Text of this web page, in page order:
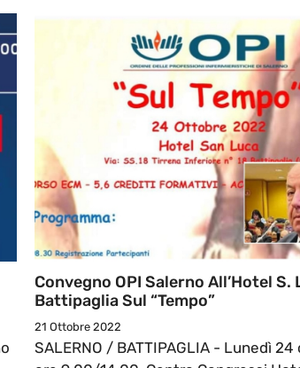
Convegno OPI Salerno All’Hotel S.
Battipaglia Sul “Tempo”
21 Ottobre 2022
SALERNO / BATTIPAGLIA - Lunedì